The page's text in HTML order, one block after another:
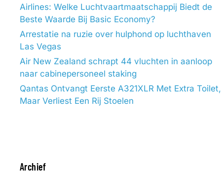
Airlines: Welke Luchtvaartmaatschappij Biedt de
Beste Waarde Bij Basic Economy?
Arrestatie na ruzie over hulphond op luchthaven
Las Vegas
Air New Zealand schrapt 44 vluchten in aanloop
naar cabinepersoneel staking
Qantas Ontvangt Eerste A321XLR Met Extra Toilet,
Maar Verliest Een Rij Stoelen
Archief